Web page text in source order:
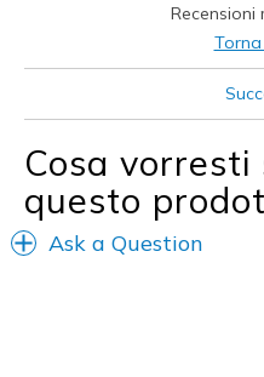
Casual Wear
Travel
Width
Feels
Sizing
Feels
View On Shoes
Recensioni
Cosa vorresti
questo
Ask a Question